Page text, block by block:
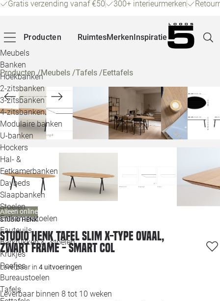
Gratis verzending vanaf €50 300+ interieurmerken
Producten
Meubels
Banken
Hoekbanken
2-zitsbanken
3-zitsbanken
4-zitsbanken
Modulaire banken
U-banken
Hockers
Hal- &
Eetkamerbanken
Daybeds
Slaapbanken
Stoelen
Eetkamerstoelen
Fauteuils
Barkrukken & -stoelen
Krukjes
Poefjes
Bureaustoelen
Tafels
RuimtesMerkenInspiratie
Producten/Meubels /Tafels /Eettafels
Alleen online
STUDIO HENK
Studio HENK tafel Slim X-type Ovaal,
zwart frame - Smart Col
Leverbaar in 4 uitvoeringen
Leverbaar binnen 8 tot 10 weken